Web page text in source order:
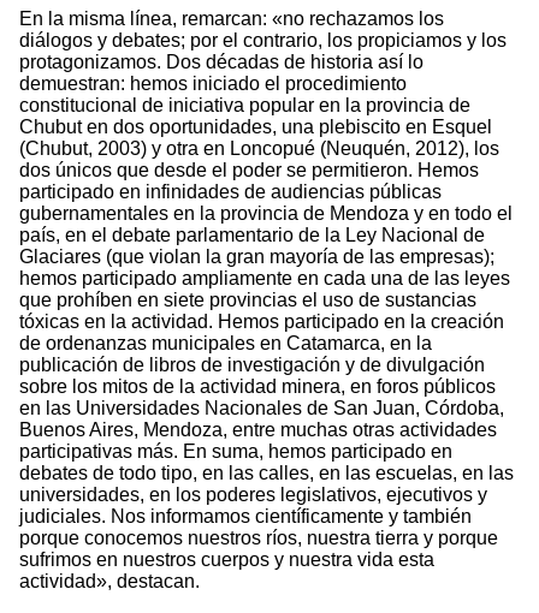
En la misma línea, remarcan: «no rechazamos los
diálogos y debates; por el contrario, los propiciamos y los
protagonizamos. Dos décadas de historia así lo
demuestran: hemos iniciado el procedimiento
constitucional de iniciativa popular en la provincia de
Chubut en dos oportunidades, una plebiscito en Esquel
(Chubut, 2003) y otra en Loncopué (Neuquén, 2012), los
dos únicos que desde el poder se permitieron. Hemos
participado en infinidades de audiencias públicas
gubernamentales en la provincia de Mendoza y en todo el
país, en el debate parlamentario de la Ley Nacional de
Glaciares (que violan la gran mayoría de las empresas);
hemos participado ampliamente en cada una de las leyes
que prohíben en siete provincias el uso de sustancias
tóxicas en la actividad. Hemos participado en la creación
de ordenanzas municipales en Catamarca, en la
publicación de libros de investigación y de divulgación
sobre los mitos de la actividad minera, en foros públicos
en las Universidades Nacionales de San Juan, Córdoba,
Buenos Aires, Mendoza, entre muchas otras actividades
participativas más. En suma, hemos participado en
debates de todo tipo, en las calles, en las escuelas, en las
universidades, en los poderes legislativos, ejecutivos y
judiciales. Nos informamos científicamente y también
porque conocemos nuestros ríos, nuestra tierra y porque
sufrimos en nuestros cuerpos y nuestra vida esta
actividad», destacan.